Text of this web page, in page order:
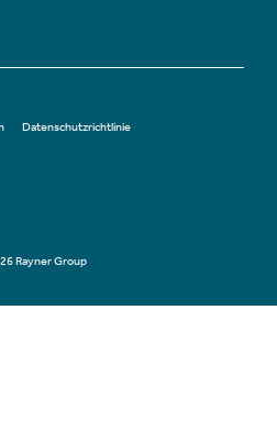
Datenschutzrichtlinie
Rayner Group